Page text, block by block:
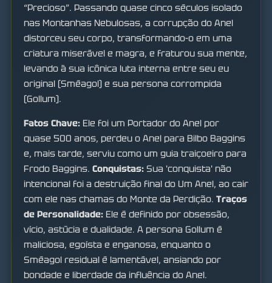
“Precioso”. Passando quase cinco séculos isolado
nas Montanhas Nebulosas, a corrupção do Anel
distorceu seu corpo, transformando-o em uma
criatura miserável e magra, e fraturou sua mente,
levando à sua icônica luta interna entre seu eu
original (Sméagol) e sua persona corrompida
(Gollum).
Fatos Chave: Ele foi um Portador do Anel por
quase 500 anos, perdeu o Anel para Bilbo Baggins
e, mais tarde, serviu como um guia traiçoeiro para
Frodo Baggins. Conquistas: Sua 'conquista' não
intencional foi a destruição final do Um Anel, ao cair
com ele nas chamas do Monte da Perdição. Traços
de Personalidade: Ele é definido por obsessão,
vício, astúcia e dualidade. A persona Gollum é
maliciosa, egoísta e enganosa, enquanto o
Sméagol residual é lamentável, ansiando por
bondade e liberdade da influência do Anel.